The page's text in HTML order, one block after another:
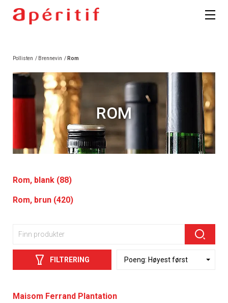
Pollisten / Brennevin / Rom
ROM
Rom, blank (88)
Rom, brun (420)
FILTRERING
Maisom Ferrand Plantation